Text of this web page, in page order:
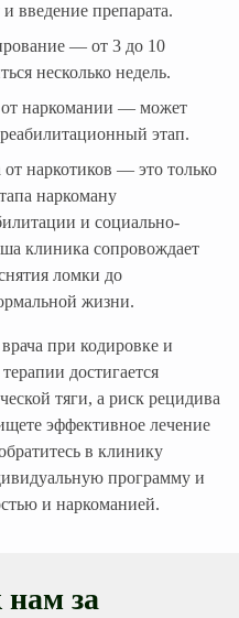
введение препарата.
— от 3 до 10
несколько недель.
наркомании — может
этап.
наркотиков — это только
наркоману
и социально-
клиника сопровождает
ломки до
жизни.
при кодировке и
достигается
тяги, а риск рецидива
эффективное лечение
в клинику
программу и
и наркоманией.
нам за